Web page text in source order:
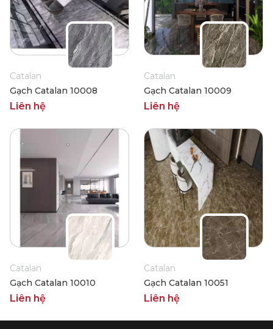
Catalan
Gạch Catalan 10008
Liên hệ
Catalan
Gạch Catalan 10009
Liên hệ
Catalan
Gạch Catalan 10010
Liên hệ
Catalan
Gạch Catalan 10051
Liên hệ